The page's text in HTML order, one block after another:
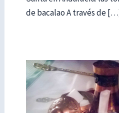
de bacalao A través de